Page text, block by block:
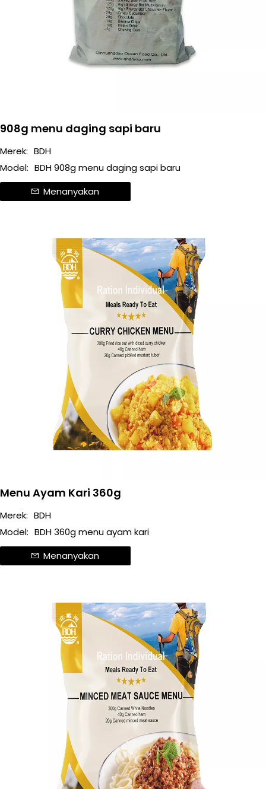
908g menu daging sapi baru
Merek: BDH
Model: BDH 908g menu daging sapi baru
Menanyakan
Menu Ayam Kari 360g
Merek: BDH
Model: BDH 360g menu ayam kari
Menanyakan